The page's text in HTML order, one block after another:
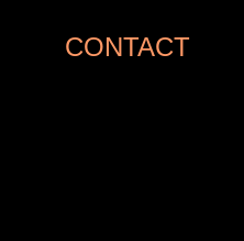
CONTACT